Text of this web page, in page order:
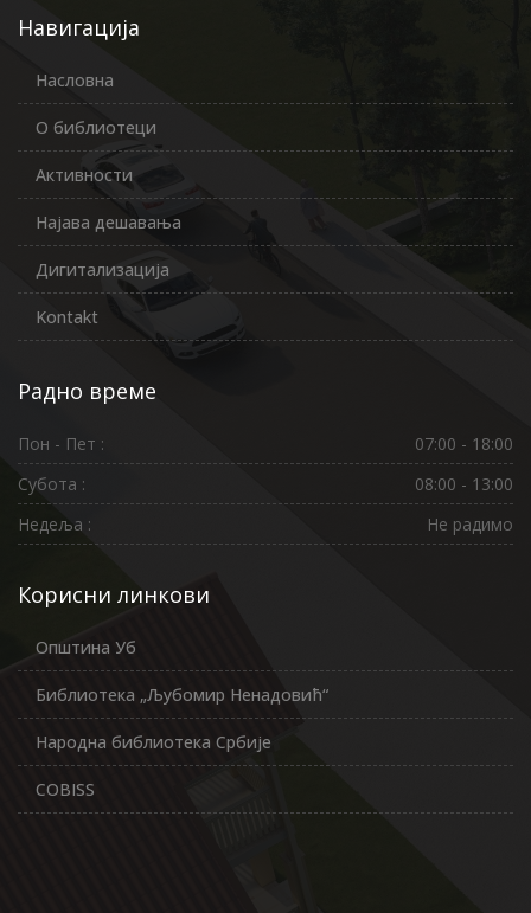
Навигација
Насловна
О библиотеци
Активности
Најава дешавања
Дигитализација
Kontakt
Радно време
Пон - Пет :
07:00 - 18:00
Субота :
08:00 - 13:00
Недеља :
Не радимо
Корисни линкови
Општина Уб
Библиотека „Љубомир Ненадовић“
Народна библиотека Србије
COBISS